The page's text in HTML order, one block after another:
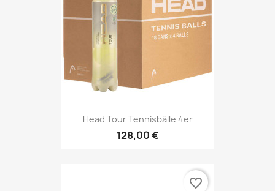
Head Tour Tennisbälle 4er
128,00 €
favorite_border